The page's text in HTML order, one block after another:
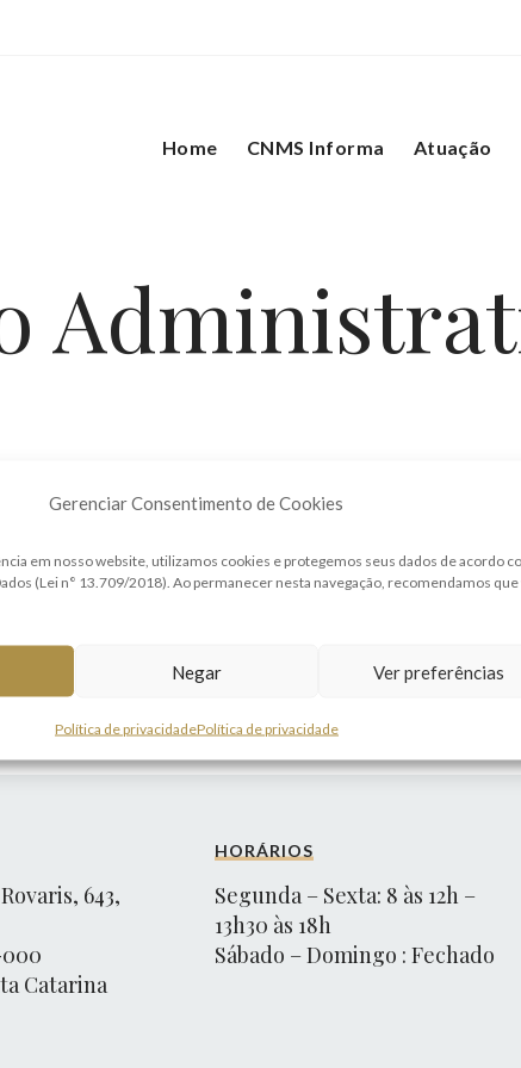
Gerenciar Consentimento de Cookies
em nosso website, utilizamos cookies e protegemos seus dados de acordo
(Lei n° 13.709/2018). Ao permanecer nesta navegação, recomendamos
Negar Ver preferências
Política de privacidadePolítica de privacidade
Home CNMS Informa Atuação
a licitações, contratos administrativos, servidores
assessora as empresas interessadas na
contratos administrativos com os mais diversos
atuação consiste na avaliação das condições expostas
assegurem a habilitação dos nossos clientes para
das ações ordinárias, mandados de segurança e
643,
000
Catarina
HORÁRIOS
Segunda – Sexta: 8 às 12h –
13h30 às 18h
Sábado – Domingo : Fechado